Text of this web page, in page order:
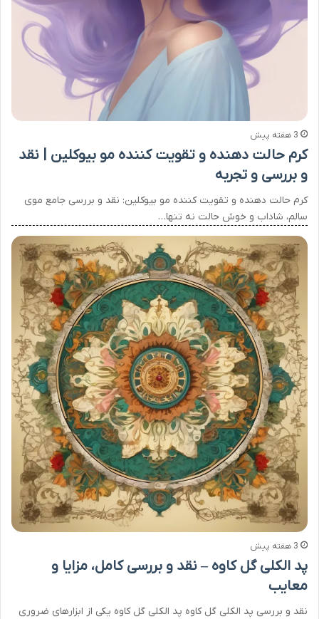
3 هفته پیش
کرم حالت دهنده و تقویت کننده مو بیوکلین | نقد
و بررسی و تجربه
کرم حالت دهنده و تقویت کننده مو بیوکلین: نقد و بررسی جامع موی
سالم، شاداب و خوش حالت نه تنها…
3 هفته پیش
پد الکلی گل کاوه – نقد و بررسی کامل، مزایا و
معایب
نقد و بررسی پد الکلی گل کاوه پد الکلی گل کاوه یکی از ابزارهای ضروری